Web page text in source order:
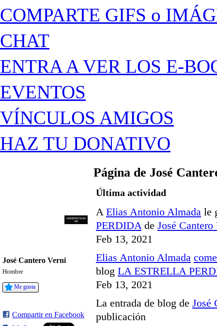
COMPARTE GIFS o
CHAT
ENTRA A VER LOS E-
EVENTOS
VÍNCULOS AMIGOS
HAZ TU DONATIVO
José Cantero Verni
Hombre
Me gusta
Compartir en Facebook
Página de José
Última actividad
ADMINISTRAD
OR
A Elias Antonio Almada le
PERDIDAde José Cantero
Feb 13, 2021
ADMINISTRAD
OR
Elias Antonio Almada
blog LA ESTRELLA
Feb 13, 2021
La entrada de blog de José
publicación